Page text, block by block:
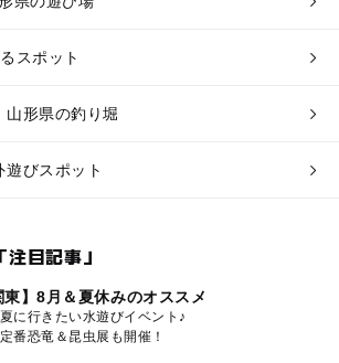
スポット
山形県の釣り堀
遊びスポット
目記事」
東】8月＆夏休みのオススメ
に行きたい水遊びイベント♪
番恐竜＆昆虫展も開催！